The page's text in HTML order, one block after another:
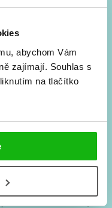
abychom Vám
zajímají. Souhlas s
na tlačítko
a další.
osobních údajů
Přečti si